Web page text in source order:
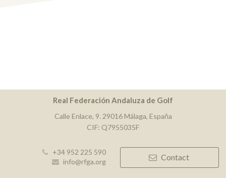
Real Federación Andaluza de Golf
Calle Enlace, 9. 29016 Málaga, España
CIF: Q7955035F
+34 952 225 590
info@rfga.org
Contact